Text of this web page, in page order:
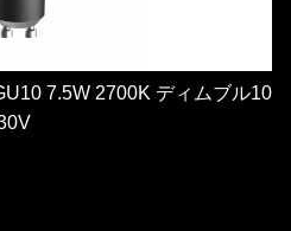
7.5W 2700K ディムブル10